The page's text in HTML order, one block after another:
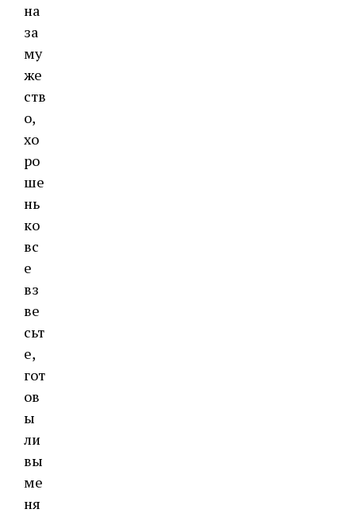
на
за
му
же
ств
о,
хо
ро
ше
нь
ко
вс
е
вз
ве
сьт
е,
гот
ов
ы
ли
вы
ме
ня